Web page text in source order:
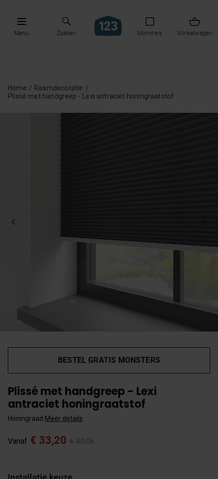
Menu Zoeken Monsters Winkelwagen
Home
Raamdecoratie
Plissé met handgreep - Lexi antraciet honingraatstof
BESTEL GRATIS MONSTERS
Plissé met handgreep - Lexi
antraciet honingraatstof
Honingraad Meer details
Vanaf € 39,06
€ 33,20